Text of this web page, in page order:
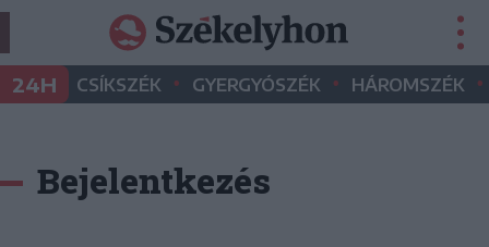
24H CSÍKSZÉK • GYERGYÓSZÉK • HÁROMSZÉK •
Bejelentkezés